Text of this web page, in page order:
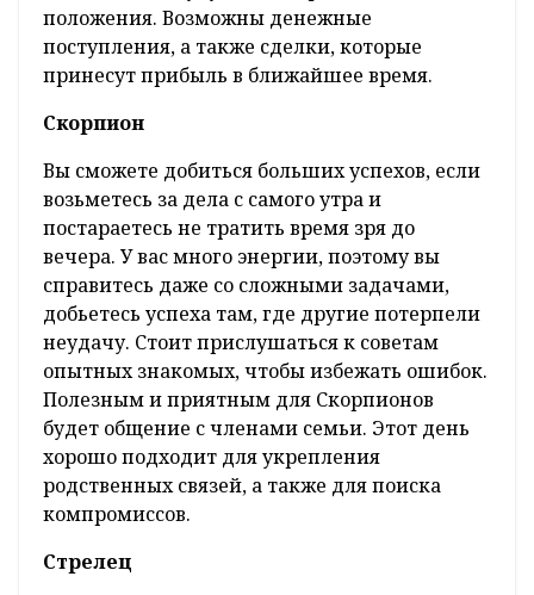
положения. Возможны денежные
поступления, а также сделки, которые
принесут прибыль в ближайшее время.
Скорпион
Вы сможете добиться больших успехов, если
возьметесь за дела с самого утра и
постараетесь не тратить время зря до
вечера. У вас много энергии, поэтому вы
справитесь даже со сложными задачами,
добьетесь успеха там, где другие потерпели
неудачу. Стоит прислушаться к советам
опытных знакомых, чтобы избежать ошибок.
Полезным и приятным для Скорпионов
будет общение с членами семьи. Этот день
хорошо подходит для укрепления
родственных связей, а также для поиска
компромиссов.
Стрелец